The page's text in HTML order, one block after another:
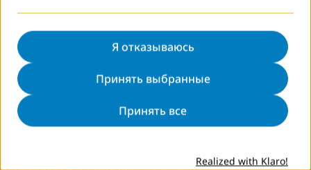
далей
Я отказываюсь
Принять выбранные
Принять все
Realized with Klaro!